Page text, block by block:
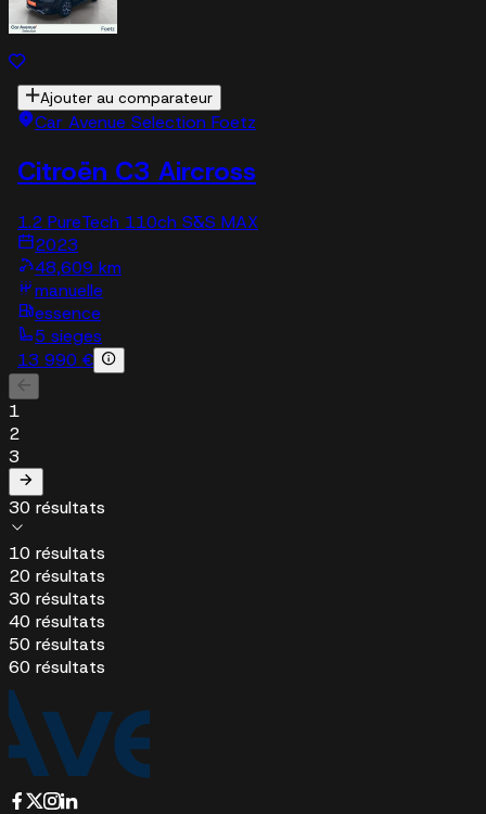
Ajouter au comparateur
Car Avenue Selection Foetz
Citroën C3 Aircross
1.2 PureTech 110ch S&S MAX
2023
48,609 km
manuelle
essence
5 sieges
13 990 €
1
2
3
30 résultats
10 résultats
20 résultats
30 résultats
40 résultats
50 résultats
60 résultats